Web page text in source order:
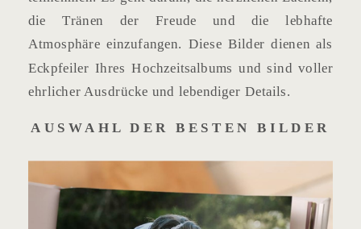
die Tränen der Freude und die lebhafte
Atmosphäre einzufangen. Diese Bilder dienen als
Eckpfeiler Ihres Hochzeitsalbums und sind voller
ehrlicher Ausdrücke und lebendiger Details.
AUSWAHL DER BESTEN BILDER